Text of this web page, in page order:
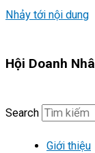
Nhảy tới nội dung
Hội Doanh
Search
Giới thiệu